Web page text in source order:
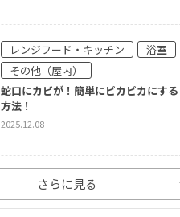
レンジフード・キッチン
浴室
その他（屋内）
蛇口にカビが！簡単にピカピカにする
方法！
2025.12.08
レンジフード・キッチン
その他（屋内）
さらに見る